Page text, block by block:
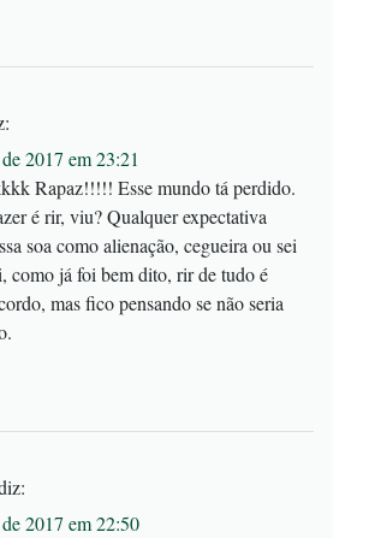
2017 em 23:21
Rapaz!!!!! Esse mundo tá perdido.
é rir, viu? Qualquer expectativa
soa como alienação, cegueira ou sei
como já foi bem dito, rir de tudo é
mas fico pensando se não seria
2017 em 22:50